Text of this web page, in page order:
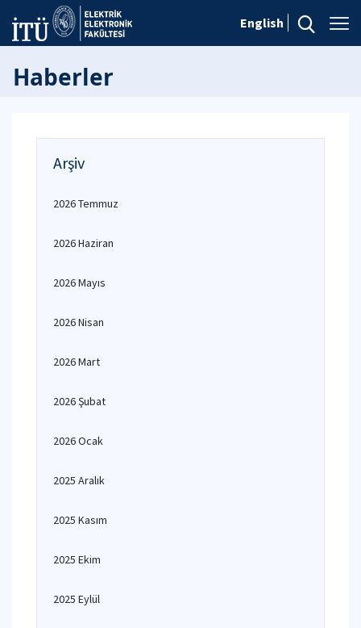
English
Haberler
Arşiv
2026 Temmuz
2026 Haziran
2026 Mayıs
2026 Nisan
2026 Mart
2026 Şubat
2026 Ocak
2025 Aralık
2025 Kasım
2025 Ekim
2025 Eylül